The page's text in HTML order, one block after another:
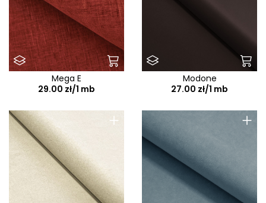
Mega E
29.00 zł/1 mb
Modone
27.00 zł/1 mb
+ +